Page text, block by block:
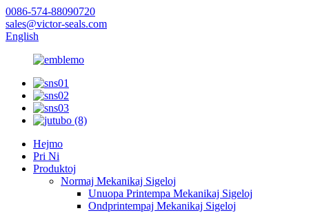
0086-574-88090720
sales@victor-seals.com
English
Hejmo
Pri Ni
Produktoj
Normaj Mekanikaj Sigeloj
Unuopa Printempa Mekanikaj Sigeloj
Ondprintempaj Mekanikaj Sigeloj